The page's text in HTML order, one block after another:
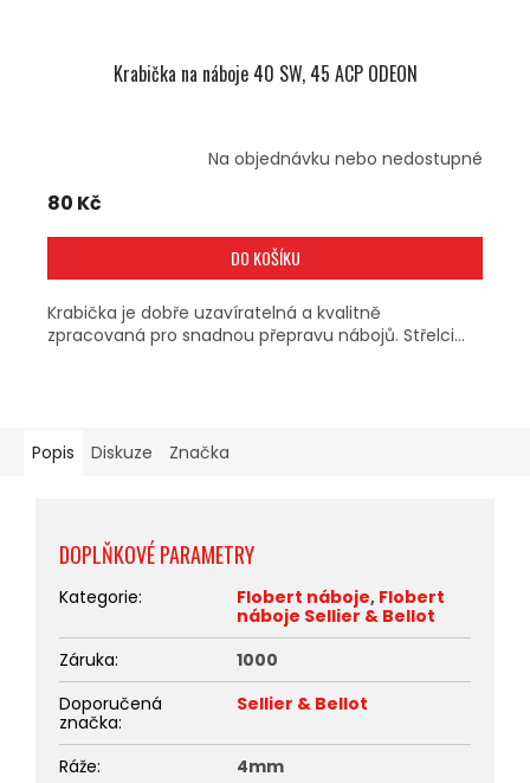
Krabička na náboje 40 SW, 45 ACP ODEON
Na objednávku nebo nedostupné
80 Kč
DO KOŠÍKU
Krabička je dobře uzavíratelná a kvalitně
zpracovaná pro snadnou přepravu nábojů. Střelci...
Popis Diskuze Značka
DOPLŇKOVÉ PARAMETRY
Kategorie: Flobert náboje, Flobert
náboje Sellier & Bellot
Záruka:
1000
Doporučená
značka:
Sellier & Bellot
Ráže: 4mm